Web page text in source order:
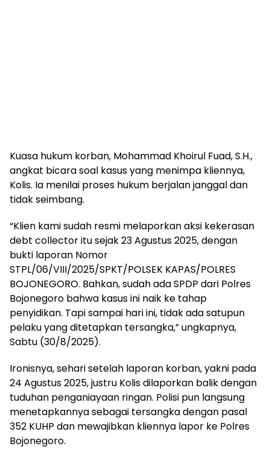
Kuasa hukum korban, Mohammad Khoirul Fuad, S.H.,
angkat bicara soal kasus yang menimpa kliennya,
Kolis. Ia menilai proses hukum berjalan janggal dan
tidak seimbang.
“Klien kami sudah resmi melaporkan aksi kekerasan
debt collector itu sejak 23 Agustus 2025, dengan
bukti laporan Nomor
STPL/06/VIII/2025/SPKT/POLSEK KAPAS/POLRES
BOJONEGORO. Bahkan, sudah ada SPDP dari Polres
Bojonegoro bahwa kasus ini naik ke tahap
penyidikan. Tapi sampai hari ini, tidak ada satupun
pelaku yang ditetapkan tersangka,” ungkapnya,
Sabtu (30/8/2025).
Ironisnya, sehari setelah laporan korban, yakni pada
24 Agustus 2025, justru Kolis dilaporkan balik dengan
tuduhan penganiayaan ringan. Polisi pun langsung
menetapkannya sebagai tersangka dengan pasal
352 KUHP dan mewajibkan kliennya lapor ke Polres
Bojonegoro.